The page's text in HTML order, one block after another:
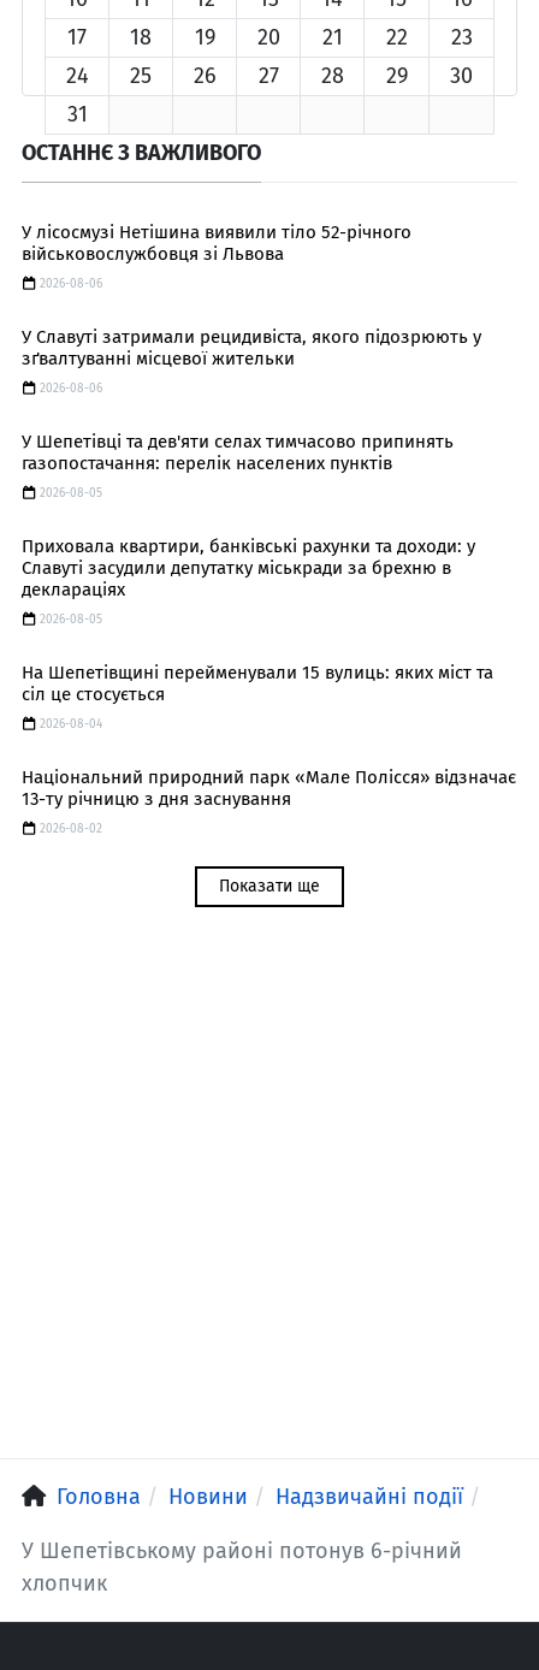
17
18 19 20 21 22
23
24
25 26 27 28 29
30
31
ОСТАННЄ З ВАЖЛИВОГО
У лісосмузі Нетішина виявили тіло 52-річного
військовослужбовця зі Львова
2026-08-06
У Славуті затримали рецидивіста, якого підозрюють у
зґвалтуванні місцевої жительки
2026-08-06
У Шепетівці та дев'яти селах тимчасово припинять
газопостачання: перелік населених пунктів
2026-08-05
Приховала квартири, банківські рахунки та доходи: у
Славуті засудили депутатку міськради за брехню в
деклараціях
2026-08-05
На Шепетівщині перейменували 15 вулиць: яких міст та
сіл це стосується
2026-08-04
Національний природний парк «Мале Полісся» відзначає
13-ту річницю з дня заснування
2026-08-02
Показати ще
Головна Новини Надзвичайні події
У Шепетівському районі потонув 6-річний
хлопчик